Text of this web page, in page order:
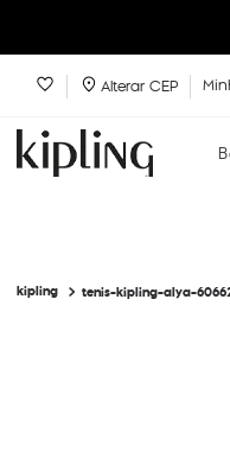
Alterar CEP
Best
tenis-kipling-alya-